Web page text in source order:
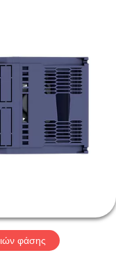
φάσης